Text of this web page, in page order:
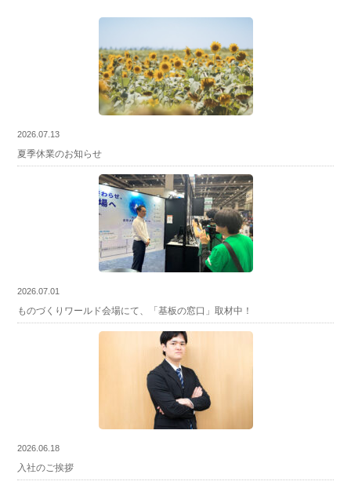
2026.07.13
夏季休業のお知らせ
2026.07.01
ものづくりワールド会場にて、「基板の窓口」取材中！
2026.06.18
入社のご挨拶